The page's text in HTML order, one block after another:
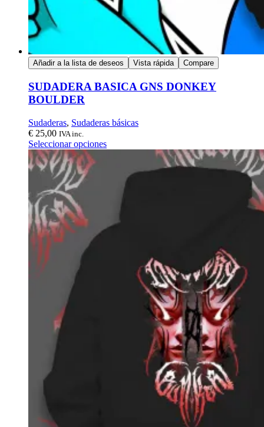
Añadir a la lista de deseos Vista rápida Compare
SUDADERA BASICA GNS DONKEY
BOULDER
Sudaderas, Sudaderas básicas
€ 25,00 IVA inc.
Seleccionar opciones